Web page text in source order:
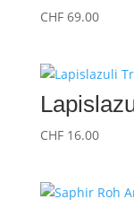
CHF69.00
CHF16.00